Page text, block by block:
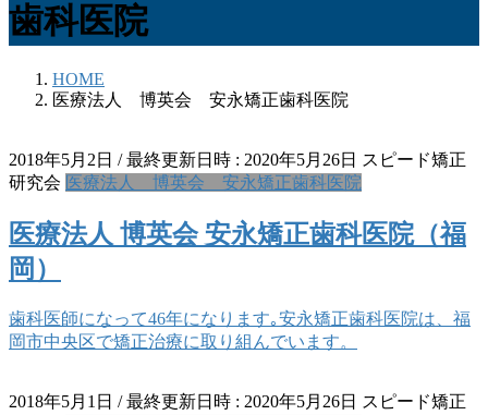
歯科医院
HOME
医療法人 博英会 安永矯正歯科医院
2018年5月2日 / 最終更新日時 : 2020年5月26日 スピード矯正
研究会 医療法人 博英会 安永矯正歯科医院
医療法人 博英会 安永矯正歯科医院（福
岡）
歯科医師になって46年になります｡安永矯正歯科医院は、福
岡市中央区で矯正治療に取り組んでいます。
2018年5月1日 / 最終更新日時 : 2020年5月26日 スピード矯正